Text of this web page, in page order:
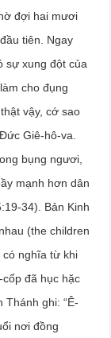
đợi hai mươi
tiên. Ngay
sự xung đột của
cho đụng
vậy, cớ sao
Giê-hô-va.
bụng ngươi,
mạnh hơn dân
34). Bản Kinh
(the children
có nghĩa từ khi
đã hục hặc
Thánh ghi: “Ê-
nơi đồng